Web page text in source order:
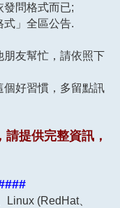
問格式而已;
式」全區公告.
友幫忙，請依照下
好習慣，多留點訊
請提供完整資訊，
(RedHat、